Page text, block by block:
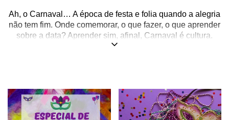
Ah, o Carnaval… A época de festa e folia quando a alegria
não tem fim. Onde comemorar, o que fazer, o que aprender
sobre a data? Aprender sim, afinal, Carnaval é cultura.
Sendo a maior festa popular do Brasil, não poderia ser
feriado -, mas a importância do Carnaval é tão grande que
as celebrações são bem mais longas. Há os bloquinhos de
pré-Carnaval e as festas de ressaca que vem depois. Há